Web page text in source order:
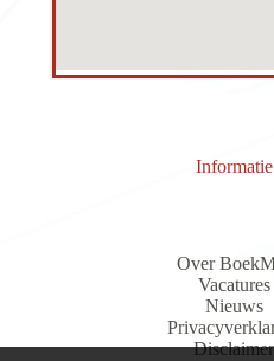
Informatie
Over
Vacatures
Nieuws
Disclaimer